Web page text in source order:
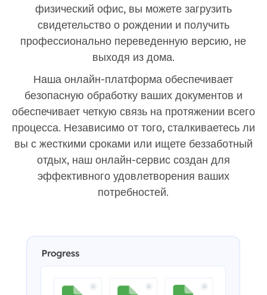
физический офис, вы можете загрузить
свидетельство о рождении и получить
профессионально переведенную версию, не
выходя из дома.
Наша онлайн-платформа обеспечивает
безопасную обработку ваших документов и
обеспечивает четкую связь на протяжении всего
процесса. Независимо от того, сталкиваетесь ли
вы с жесткими сроками или ищете беззаботный
отдых, наш онлайн-сервис создан для
эффективного удовлетворения ваших
потребностей.